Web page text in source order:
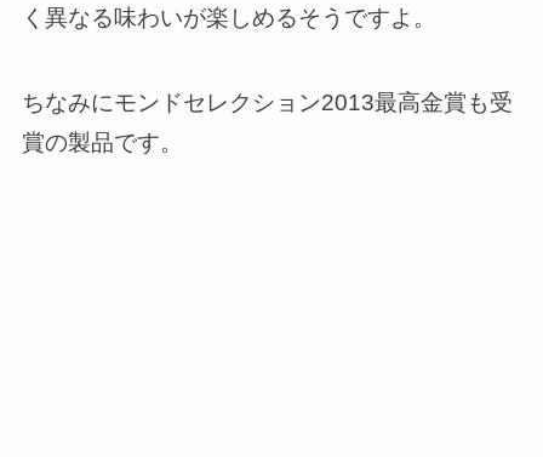
く異なる味わいが楽しめるそうですよ。
ちなみにモンドセレクション2013最高金賞も受
賞の製品です。